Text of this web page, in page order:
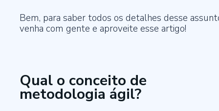
Bem, para saber todos os detalhes desse
venha com gente e aproveite esse artigo!
Qual o conceito de
metodologia ágil?